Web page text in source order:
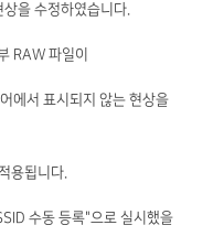
을 수정하였습니다.
RAW 파일이
에서 표시되지 않는 현상을
용됩니다.
수동 등록"으로 실시했을